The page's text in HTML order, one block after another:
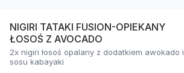
NIGIRI TATAKI FUSION-OPIEKANY
ŁOSOŚ Z AVOCADO
2x nigiri łosoś opalany z dodatkiem awokado i
sosu kabayaki